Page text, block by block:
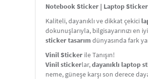
Notebook Sticker | Laptop
Kaliteli, dayanıklı ve dikkat çekici
dokunuşlarıyla, bilgisayarınızı en
sticker tasarım dünyasında fark
Vinil Sticker ile Tanışın!
Vinil stickerlar,dayanıklı laptop
neme, güneşe karşı son derece